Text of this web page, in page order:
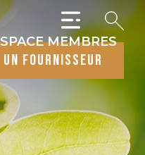
MEMBRES
fournisseur